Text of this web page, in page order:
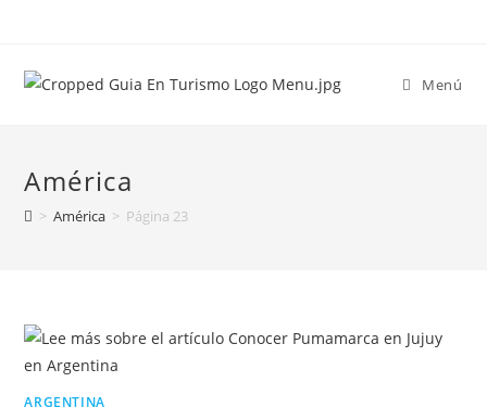
Menú
América
> América > Página 23
ARGENTINA